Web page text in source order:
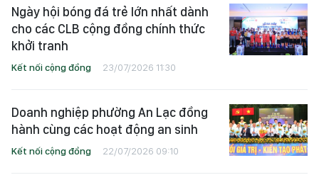
Ngày hội bóng đá trẻ lớn nhất dành
cho các CLB cộng đồng chính thức
khởi tranh
Kết nối cộng đồng 23/07/2026 11:30
Doanh nghiệp phường An Lạc đồng
hành cùng các hoạt động an sinh
Kết nối cộng đồng 22/07/2026 09:10